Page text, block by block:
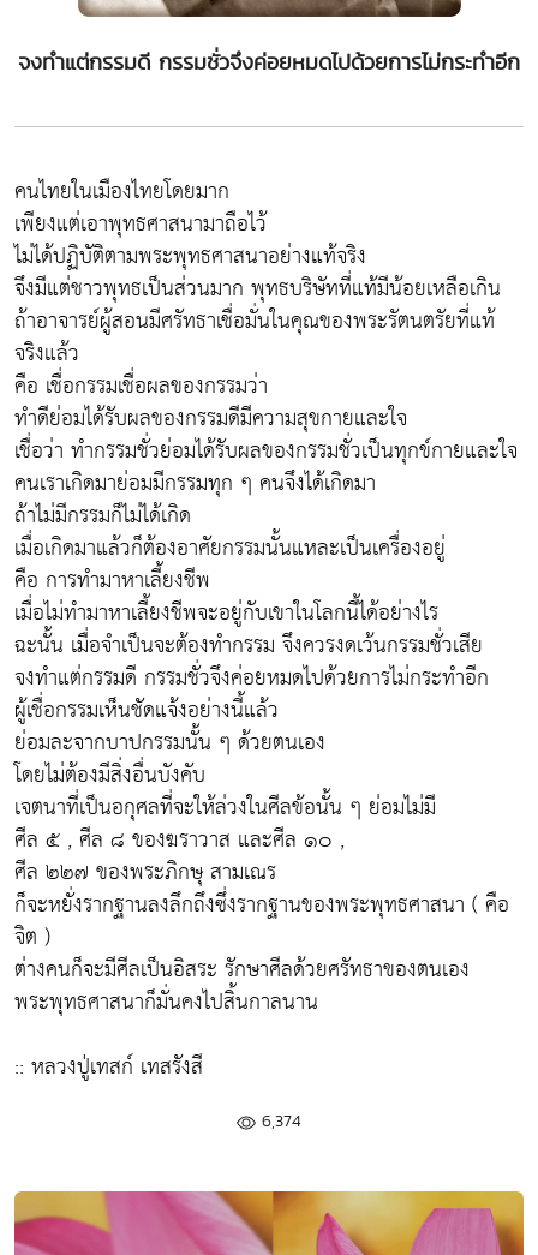
จงทำแต่กรรมดี กรรมชั่วจึงค่อยหมดไปด้วยการไม่กระทำอีก
คนไทยในเมืองไทยโดยมาก
เพียงแต่เอาพุทธศาสนามาถือไว้
ไม่ได้ปฏิบัติตามพระพุทธศาสนาอย่างแท้จริง
จึงมีแต่ชาวพุทธเป็นส่วนมาก พุทธบริษัทที่แท้มีน้อยเหลือเกิน
ถ้าอาจารย์ผู้สอนมีศรัทธาเชื่อมั่นในคุณของพระรัตนตรัยที่แท้
จริงแล้ว
คือ เชื่อกรรมเชื่อผลของกรรมว่า
ทำดีย่อมได้รับผลของกรรมดีมีความสุขกายและใจ
เชื่อว่า ทำกรรมชั่วย่อมได้รับผลของกรรมชั่วเป็นทุกข์กายและใจ
คนเราเกิดมาย่อมมีกรรมทุก ๆ คนจึงได้เกิดมา
ถ้าไม่มีกรรมก็ไม่ได้เกิด
เมื่อเกิดมาแล้วก็ต้องอาศัยกรรมนั้นแหละเป็นเครื่องอยู่
คือ การทำมาหาเลี้ยงชีพ
เมื่อไม่ทำมาหาเลี้ยงชีพจะอยู่กับเขาในโลกนี้ได้อย่างไร
ฉะนั้น เมื่อจำเป็นจะต้องทำกรรม จึงควรงดเว้นกรรมชั่วเสีย
จงทำแต่กรรมดี กรรมชั่วจึงค่อยหมดไปด้วยการไม่กระทำอีก
ผู้เชื่อกรรมเห็นชัดแจ้งอย่างนี้แล้ว
ย่อมละจากบาปกรรมนั้น ๆ ด้วยตนเอง
โดยไม่ต้องมีสิ่งอื่นบังคับ
เจตนาที่เป็นอกุศลที่จะให้ล่วงในศีลข้อนั้น ๆ ย่อมไม่มี
ศีล ๕ , ศีล ๘ ของฆราวาส และศีล ๑๐ ,
ศีล ๒๒๗ ของพระภิกษุ สามเณร
ก็จะหยั่งรากฐานลงลึกถึงซึ่งรากฐานของพระพุทธศาสนา ( คือ
จิต )
ต่างคนก็จะมีศีลเป็นอิสระ รักษาศีลด้วยศรัทธาของตนเอง
พระพุทธศาสนาก็มั่นคงไปสิ้นกาลนาน
:: หลวงปู่เทสก์ เทสรังสี
6,374